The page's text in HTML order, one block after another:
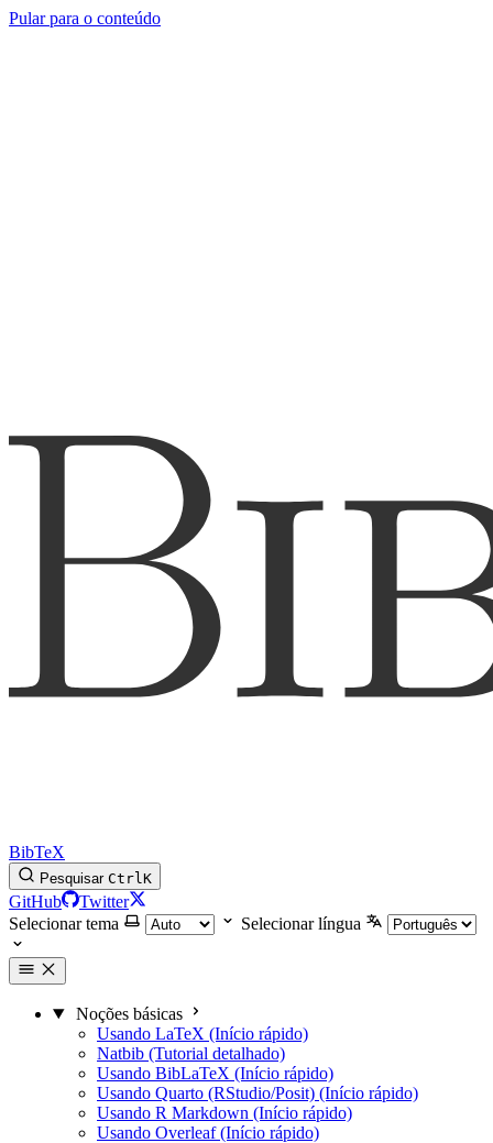
Pular para o conteúdo
BibTeX
Pesquisar CtrlK
GitHub
Twitter
Selecionar tema
Selecionar língua
Noções básicas
Usando LaTeX (Início rápido)
Natbib (Tutorial detalhado)
Usando BibLaTeX (Início rápido)
Usando Quarto (RStudio/Posit) (Início rápido)
Usando R Markdown (Início rápido)
Usando Overleaf (Início rápido)